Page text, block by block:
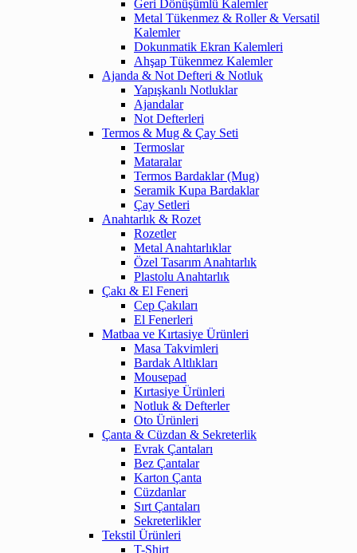
Geri Dönüşümlü Kalemler
Metal Tükenmez & Roller & Versatil
Kalemler
Dokunmatik Ekran Kalemleri
Ahşap Tükenmez Kalemler
Ajanda & Not Defteri & Notluk
Yapışkanlı Notluklar
Ajandalar
Not Defterleri
Termos & Mug & Çay Seti
Termoslar
Mataralar
Termos Bardaklar (Mug)
Seramik Kupa Bardaklar
Çay Setleri
Anahtarlık & Rozet
Rozetler
Metal Anahtarlıklar
Özel Tasarım Anahtarlık
Plastolu Anahtarlık
Çakı & El Feneri
Cep Çakıları
El Fenerleri
Matbaa ve Kırtasiye Ürünleri
Masa Takvimleri
Bardak Altlıkları
Mousepad
Kırtasiye Ürünleri
Notluk & Defterler
Oto Ürünleri
Çanta & Cüzdan & Sekreterlik
Evrak Çantaları
Bez Çantalar
Karton Çanta
Cüzdanlar
Sırt Çantaları
Sekreterlikler
Tekstil Ürünleri
T-Shirt